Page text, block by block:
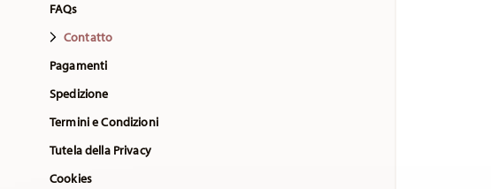
FAQs
Contatto
Pagamenti
Spedizione
Termini e Condizioni
Tutela della Privacy
Cookies